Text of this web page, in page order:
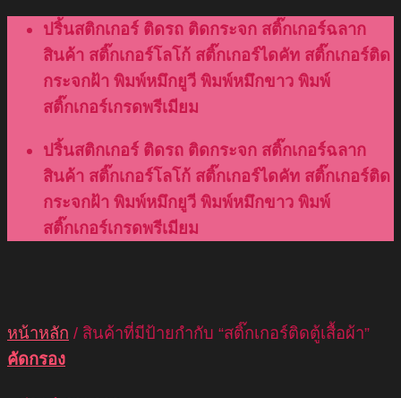
Skip
content
ปริ้นสติกเกอร์ ติดรถ ติดกระจก สติ๊กเกอร์ฉลาก
สินค้า สติ๊กเกอร์โลโก้ สติ๊กเกอร์ไดคัท สติ๊กเกอร์ติด
กระจกฝ้า พิมพ์หมึกยูวี พิมพ์หมึกขาว พิมพ์
สติ๊กเกอร์เกรดพรีเมียม
ปริ้นสติกเกอร์ ติดรถ ติดกระจก สติ๊กเกอร์ฉลาก
สินค้า สติ๊กเกอร์โลโก้ สติ๊กเกอร์ไดคัท สติ๊กเกอร์ติด
กระจกฝ้า พิมพ์หมึกยูวี พิมพ์หมึกขาว พิมพ์
สติ๊กเกอร์เกรดพรีเมียม
หน้าหลัก / สินค้าที่มีป้ายกำกับ “สติ๊กเกอร์ติดตู้เสื้อผ้า”
คัดกรอง